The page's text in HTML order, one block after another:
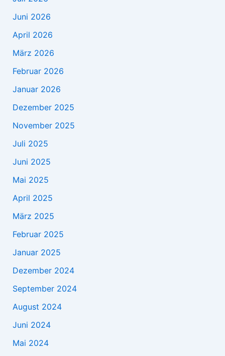
Juni 2026
April 2026
März 2026
Februar 2026
Januar 2026
Dezember 2025
November 2025
Juli 2025
Juni 2025
Mai 2025
April 2025
März 2025
Februar 2025
Januar 2025
Dezember 2024
September 2024
August 2024
Juni 2024
Mai 2024